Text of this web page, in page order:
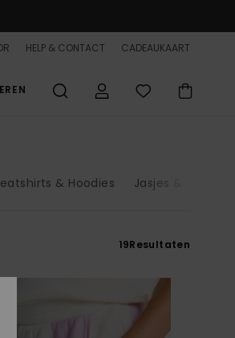
HELP & CONTACT CADEAUKAART
& Hoodies Jasjes & Jassen
19Resultaten